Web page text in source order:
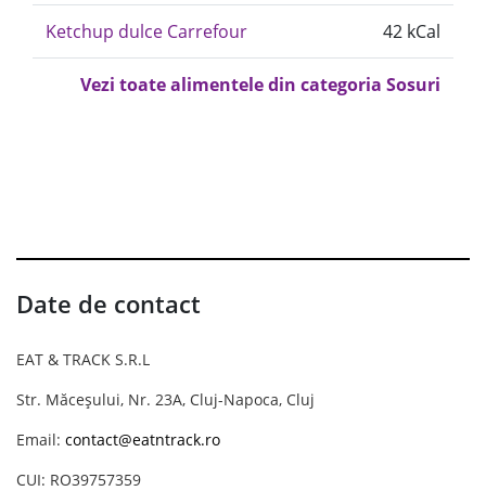
Ketchup dulce Carrefour 42 kCal
Vezi toate alimentele din categoria Sosuri
Date de contact
EAT & TRACK S.R.L
Str. Măceșului, Nr. 23A, Cluj-Napoca, Cluj
Email: contact@eatntrack.ro
CUI: RO39757359